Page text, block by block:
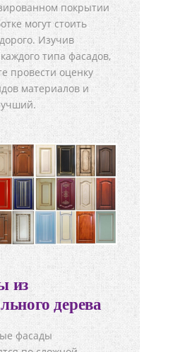
покрытии
могут стоить
Изучив
типа фасадов,
провести оценку
материалов и
из
дерева
фасады